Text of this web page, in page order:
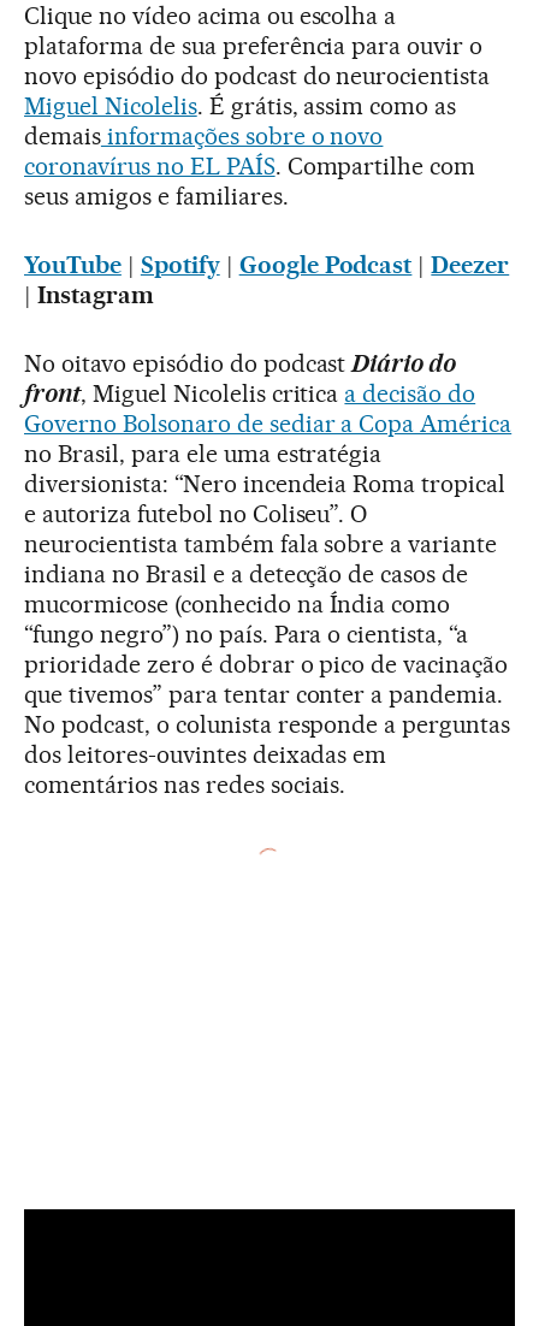
Clique no vídeo acima ou escolha a
plataforma de sua preferência para ouvir o
novo episódio do podcast do neurocientista
Miguel Nicolelis. É grátis, assim como as
demaisinformações sobre o novo
coronavírus no EL PAÍS. Compartilhe com
seus amigos e familiares.
YouTube| Spotify| Google Podcast |Deezer
| Instagram
No oitavo episódio do podcastDiário do
front, Miguel Nicolelis critica a decisão do
Governo Bolsonaro de sediar a Copa América
no Brasil, para ele uma estratégia
diversionista: “Nero incendeia Roma tropical
e autoriza futebol no Coliseu”. O
neurocientista também fala sobre a variante
indiana no Brasil e a detecção de casos de
mucormicose (conhecido na Índia como
“fungo negro”) no país. Para o cientista, “a
prioridade zero é dobrar o pico de vacinação
que tivemos” para tentar conter a pandemia.
No podcast, o colunista responde a perguntas
dos leitores-ouvintes deixadas em
comentários nas redes sociais.